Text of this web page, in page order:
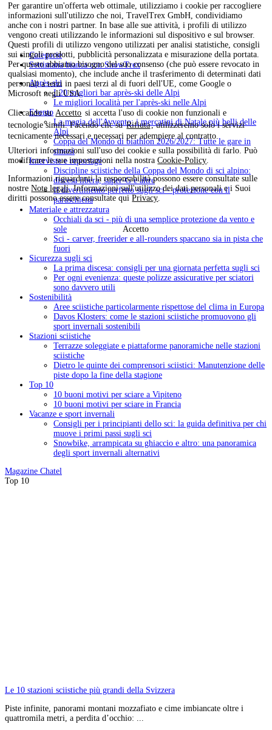
Per garantire un'offerta web ottimale, utilizziamo i cookie per raccogliere
informazioni sull'utilizzo che noi, TravelTrex GmbH, condividiamo
anche con i nostri partner. In base alle sue attività, i profili di utilizzo
vengono creati utilizzando le informazioni sul dispositivo e sul browser.
Questi profili di utilizzo vengono utilizzati per analisi statistiche, consigli
sui singoli prodotti, pubblicità personalizzata e misurazione della portata.
Per questo abbiamo bisogno del suo consenso (che può essere revocato in
qualsiasi momento), che include anche il trasferimento di determinati dati
personali a terzi in paesi terzi al di fuori dell'UE, come Google o
Microsoft negli USA.
Cliccando su Accetto si accetta l'uso di cookie non funzionali e
tecnologie simili. Facendo clic suRifiuta, utilizzeremo solo i servizi
tecnicamente necessari e necessari per adempiere al contratto.
Ulteriori informazioni sull'uso dei cookie e sulla possibilità di farlo. Può
modificare le sue impostazioni nella nostraCookie-Policy.
Informazioni riguardanti la responsabilità possono essere consultate sulle
nostreNote legali. Informazioni sull'utilizzo dei dati personali e i Suoi
diritti possono essere consultate quiPrivacy.
Accetto
Categorie
Settimana bianca con SnowTrex
Après-ski
I 20 migliori bar après-ski delle Alpi
Le migliori località per l'après-ski nelle Alpi
Evento
La magia dell'Avvento: i mercatini di Natale più belli delle
Alpi
Coppa del Mondo di biathlon 2026/2027: Tutte le gare in
sintesi
Interviste e reportage
Discipline sciistiche della Coppa del Mondo di sci alpino:
discesa libera, super-G e altre
Il divertimento perfetto sugli sci - protezione con il
paraschiena
Materiale e attrezzatura
Occhiali da sci - più di una semplice protezione da vento e
sole
Sci - carver, freerider e all-rounders spaccano sia in pista che
fuori
Sicurezza sugli sci
La prima discesa: consigli per una giornata perfetta sugli sci
Per ogni evenienza: queste polizze assicurative per sciatori
sono davvero utili
Sostenibilità
Aree sciistiche particolarmente rispettose del clima in Europa
Davos Klosters: come le stazioni sciistiche promuovono gli
sport invernali sostenibili
Stazioni sciistiche
Terrazze soleggiate e piattaforme panoramiche nelle stazioni
sciistiche
Dietro le quinte dei comprensori sciistici: Manutenzione delle
piste dopo la fine della stagione
Top 10
10 buoni motivi per sciare a Vipiteno
10 buoni motivi per sciare in Francia
Vacanze e sport invernali
Consigli per i principianti dello sci: la guida definitiva per chi
muove i primi passi sugli sci
Snowbike, arrampicata su ghiaccio e altro: una panoramica
degli sport invernali alternativi
Magazine Chatel
Top 10
Le 10 stazioni sciistiche più grandi della Svizzera
Piste infinite, panorami montani mozzafiato e cime imbiancate oltre i
quattromila metri, a perdita d’occhio: ...